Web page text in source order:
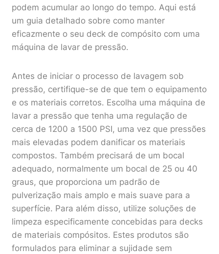
podem acumular ao longo do tempo. Aqui está
um guia detalhado sobre como manter
eficazmente o seu deck de compósito com uma
máquina de lavar de pressão.
Antes de iniciar o processo de lavagem sob
pressão, certifique-se de que tem o equipamento
e os materiais corretos. Escolha uma máquina de
lavar a pressão que tenha uma regulação de
cerca de 1200 a 1500 PSI, uma vez que pressões
mais elevadas podem danificar os materiais
compostos. Também precisará de um bocal
adequado, normalmente um bocal de 25 ou 40
graus, que proporciona um padrão de
pulverização mais amplo e mais suave para a
superfície. Para além disso, utilize soluções de
limpeza especificamente concebidas para decks
de materiais compósitos. Estes produtos são
formulados para eliminar a sujidade sem